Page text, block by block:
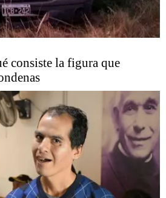
consiste la figura que